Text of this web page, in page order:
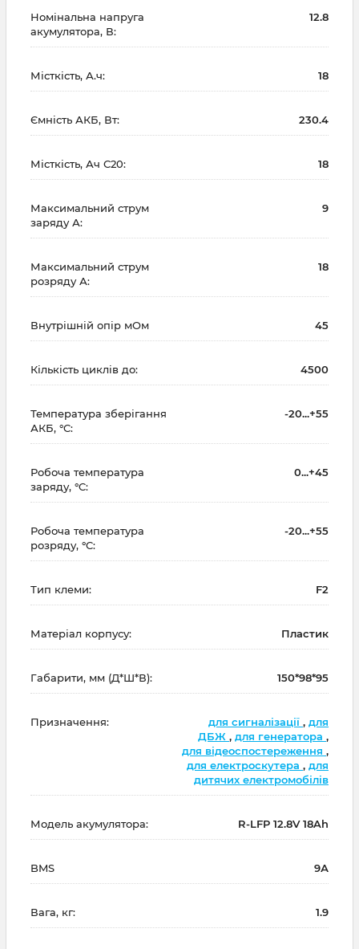
Номінальна напруга
акумулятора, В:
12.8
Місткість, А.ч: 18
Ємність АКБ, Вт: 230.4
Місткість, Ач С20: 18
Максимальний струм
заряду А:
9
Максимальний струм
розряду А:
18
Внутрішній опір мОм 45
Кількість циклів до: 4500
Температура зберігання
АКБ, °C:
-20...+55
Робоча температура
заряду, °C:
0...+45
Робоча температура
розряду, °C:
-20...+55
Тип клеми: F2
Матеріал корпусу: Пластик
Габарити, мм (Д*Ш*В): 150*98*95
Призначення: для сигналізації , для
ДБЖ , для генератора ,
для відеоспостереження ,
для електроскутера , для
дитячих електромобілів
Модель акумулятора: R-LFP 12.8V 18Ah
BMS 9А
Вага, кг: 1.9